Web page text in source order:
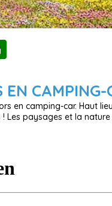
EN CAMPING-
en camping-car. Haut
Les paysages et la